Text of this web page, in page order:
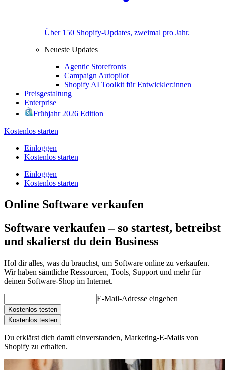
Über 150 Shopify-Updates, zweimal pro Jahr.
Neueste Updates
Agentic Storefronts
Campaign Autopilot
Shopify AI Toolkit für Entwickler:innen
Preisgestaltung
Enterprise
Frühjahr 2026 Edition
Kostenlos starten
Einloggen
Kostenlos starten
Einloggen
Kostenlos starten
Online Software verkaufen
Software verkaufen – so startest, betreibst
und skalierst du dein Business
Hol dir alles, was du brauchst, um Software online zu verkaufen.
Wir haben sämtliche Ressourcen, Tools, Support und mehr für
deinen Software-Shop im Internet.
E-Mail-Adresse eingeben
Kostenlos testen
Kostenlos testen
Du erklärst dich damit einverstanden, Marketing-E-Mails von
Shopify zu erhalten.